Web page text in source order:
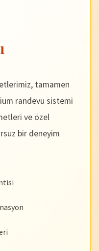
tamamen
randevu sistemi
ve özel
bir deneyim